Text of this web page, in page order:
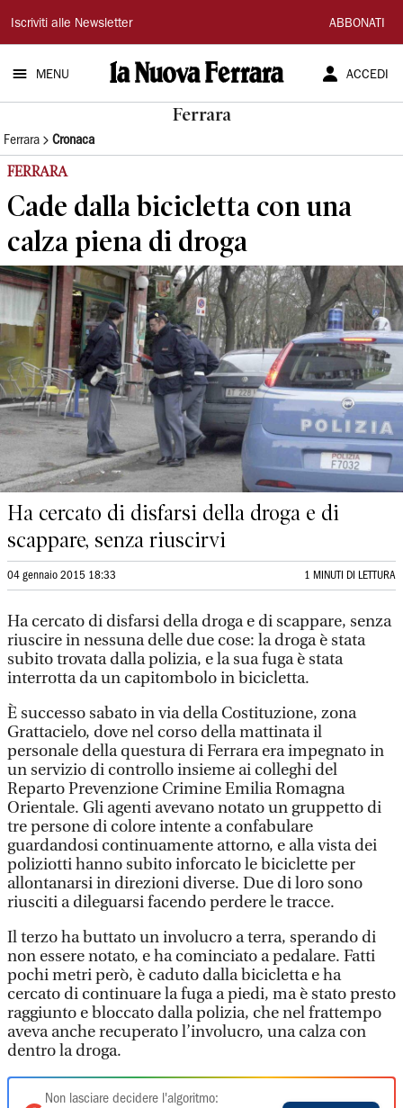
La
Nuova
Ferrara
Iscriviti alle Newsletter ABBONATI
MENU ACCEDI
Ferrara
Ferrara Cronaca
FERRARA
Cade dalla bicicletta con una
calza piena di droga
Ha cercato di disfarsi della droga e di
scappare, senza riuscirvi
04 gennaio 2015 18:33 1 MINUTI DI LETTURA
Ha cercato di disfarsi della droga e di scappare, senza
riuscire in nessuna delle due cose: la droga è stata
subito trovata dalla polizia, e la sua fuga è stata
interrotta da un capitombolo in bicicletta.
È successo sabato in via della Costituzione, zona
Grattacielo, dove nel corso della mattinata il
personale della questura di Ferrara era impegnato in
un servizio di controllo insieme ai colleghi del
Reparto Prevenzione Crimine Emilia Romagna
Orientale. Gli agenti avevano notato un gruppetto di
tre persone di colore intente a confabulare
guardandosi continuamente attorno, e alla vista dei
poliziotti hanno subito inforcato le biciclette per
allontanarsi in direzioni diverse. Due di loro sono
riusciti a dileguarsi facendo perdere le tracce.
Il terzo ha buttato un involucro a terra, sperando di
non essere notato, e ha cominciato a pedalare. Fatti
pochi metri però, è caduto dalla bicicletta e ha
cercato di continuare la fuga a piedi, ma è stato presto
raggiunto e bloccato dalla polizia, che nel frattempo
aveva anche recuperato l’involucro, una calza con
dentro la droga.
Non lasciare decidere l'algoritmo: